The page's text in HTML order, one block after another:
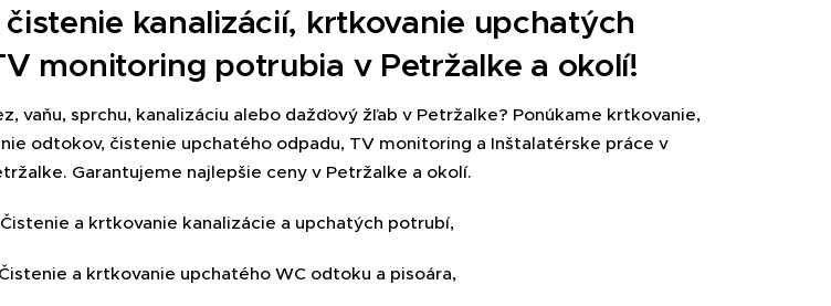
čistenie kanalizácií, krtkovanie upchatých
monitoring potrubia v Petržalke a okolí!
vaňu, sprchu, kanalizáciu alebo dažďový žľab v Petržalke? Ponúkame krtkovanie,
odtokov, čistenie upchatého odpadu, TV monitoring a Inštalatérske práce v
Garantujeme najlepšie ceny v Petržalke a okolí.
Čistenie a krtkovanie kanalizácie a upchatých potrubí,
Čistenie a krtkovanie upchatého WC odtoku a pisoára,